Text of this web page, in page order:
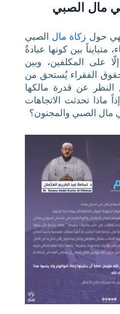
مال الصبي
حول زكاة مال الصبي
متبايناً بين كونها عبادةٌ
على المكلفين، وبين
الفقراء يُستحق من
النظر عن قدرة مالكها
ماذا تحدثت الاتجاهات
مال الصبي والمجنون؟